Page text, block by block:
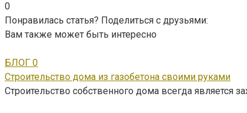
0
Понравилась статья? Поделиться с друзьями:
Вам также может быть интересно
БЛОГ 0
Строительство дома из газобетона своими руками
Строительство собственного дома всегда